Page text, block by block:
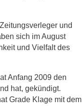
und
sich im August
und Vielfalt des
Anfang 2009 den
hat, gekündigt.
Grade Klage mit dem